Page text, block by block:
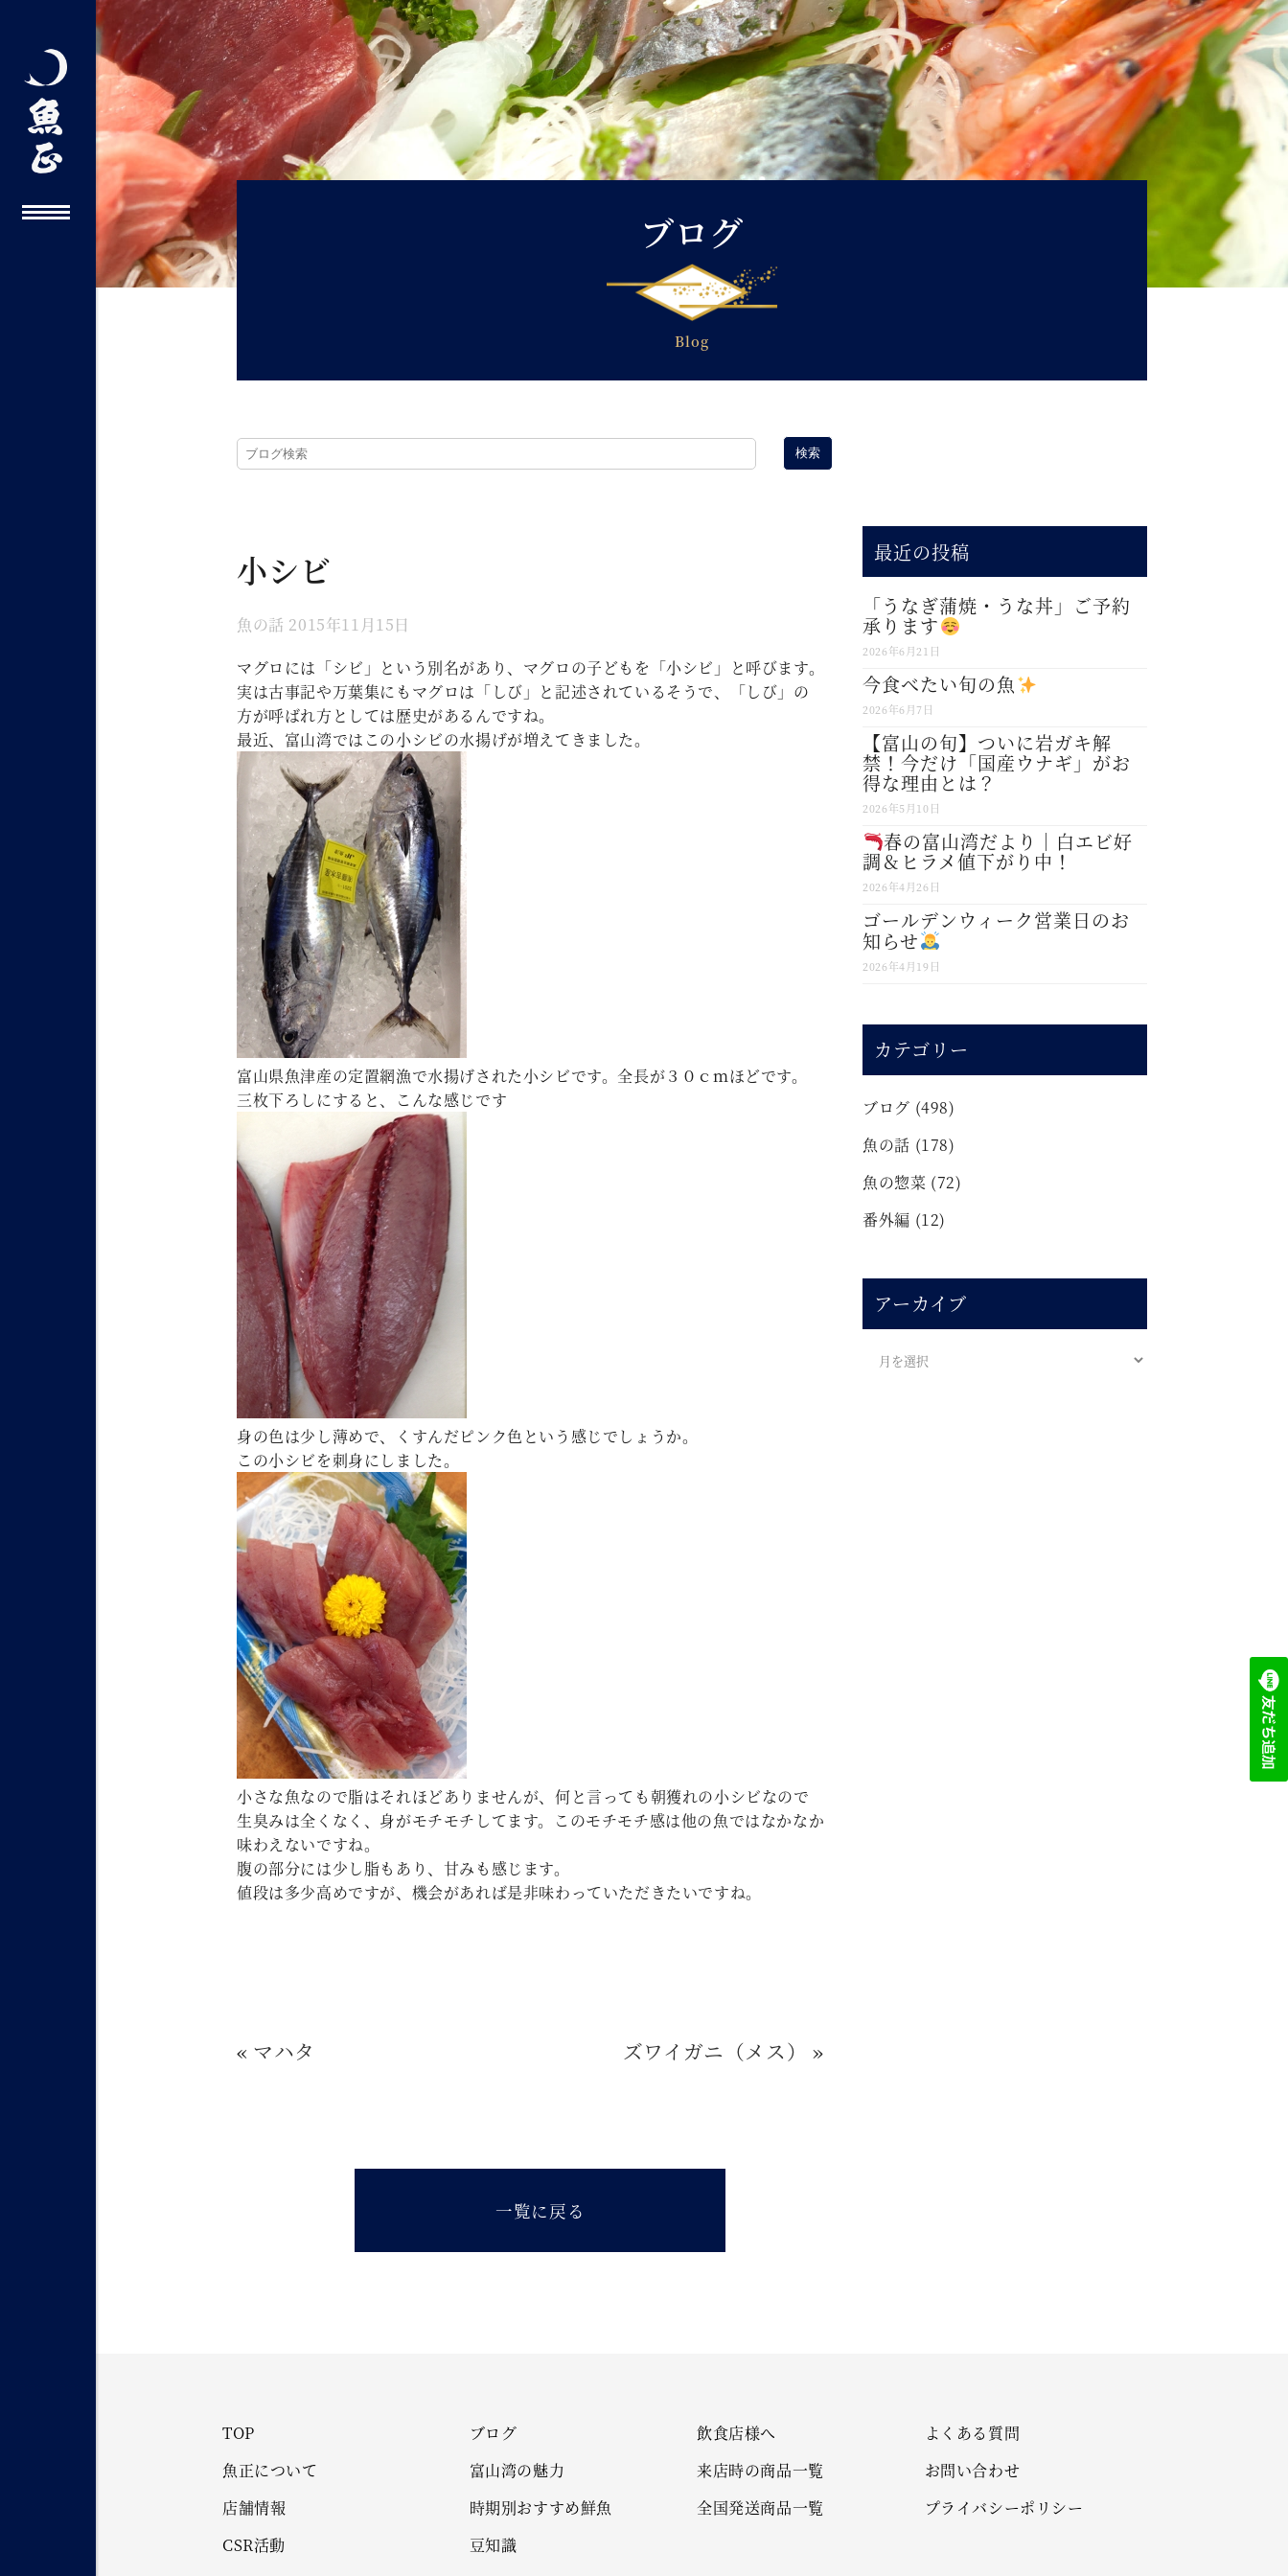
ブログ
Blog
検索
小シビ
魚の話 2015年11月15日
マグロには「シビ」という別名があり、マグロの子どもを「小シビ」と呼びます。
実は古事記や万葉集にもマグロは「しび」と記述されているそうで、「しび」の
方が呼ばれ方としては歴史があるんですね。
最近、富山湾ではこの小シビの水揚げが増えてきました。
富山県魚津産の定置網漁で水揚げされた小シビです。全長が３０ｃｍほどです。
三枚下ろしにすると、こんな感じです
身の色は少し薄めで、くすんだピンク色という感じでしょうか。
この小シビを刺身にしました。
小さな魚なので脂はそれほどありませんが、何と言っても朝獲れの小シビなので
生臭みは全くなく、身がモチモチしてます。このモチモチ感は他の魚ではなかなか
味わえないですね。
腹の部分には少し脂もあり、甘みも感じます。
値段は多少高めですが、機会があれば是非味わっていただきたいですね。
« マハタ ズワイガニ（メス） »
一覧に戻る
最近の投稿
「うなぎ蒲焼・うな丼」ご予約
承ります
2026年6月21日
今食べたい旬の魚
2026年6月7日
【富山の旬】ついに岩ガキ解
禁！今だけ「国産ウナギ」がお
得な理由とは？
2026年5月10日
春の富山湾だより｜白エビ好
調＆ヒラメ値下がり中！
2026年4月26日
ゴールデンウィーク営業日のお
知らせ
2026年4月19日
カテゴリー
ブログ (498)
魚の話 (178)
魚の惣菜 (72)
番外編 (12)
アーカイブ
TOP
魚正について
店舗情報
CSR活動
ブログ
富山湾の魅力
時期別おすすめ鮮魚
豆知識
飲食店様へ
来店時の商品一覧
全国発送商品一覧
よくある質問
お問い合わせ
プライバシーポリシー